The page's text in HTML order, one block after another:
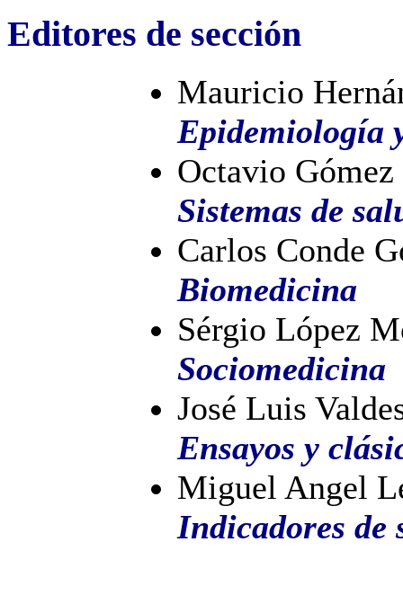
Editores de sección
Mauricio
Epidemiología
Octavio Gómez
Sistemas de
Carlos Conde
Biomedicina
Sérgio López
Sociomedicina
José Luis
Ensayos y
Miguel Angel
Indicadores de